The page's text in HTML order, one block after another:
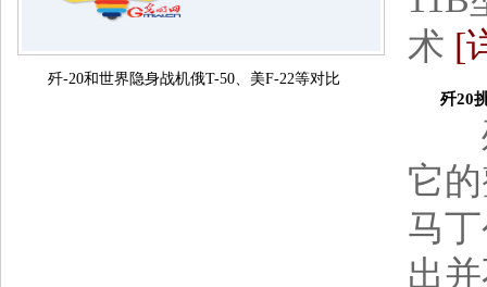
歼-20和世界隐身战机俄T-50、美F-22等对比
术 [
歼20挑
歼
它
马
出